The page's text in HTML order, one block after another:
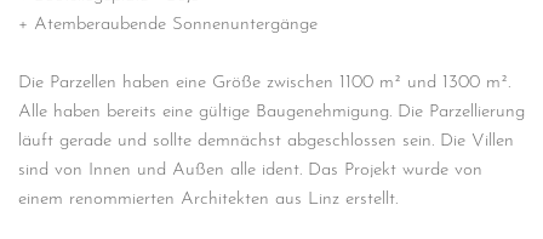
+ Atemberaubende Sonnenuntergänge
Die Parzellen haben eine Größe zwischen 1100 m² und 1300 m².
Alle haben bereits eine gültige Baugenehmigung. Die Parzellierung
läuft gerade und sollte demnächst abgeschlossen sein. Die Villen
sind von Innen und Außen alle ident. Das Projekt wurde von
einem renommierten Architekten aus Linz erstellt.